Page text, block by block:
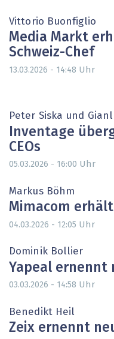
Vittorio Buonfiglio
Media Markt
Schweiz-Chef
13.03.2026 - 14:48 Uhr
Peter Siska und
Inventage
CEOs
05.03.2026 - 16:00 Uhr
Markus Böhm
Mimacom erhält
04.03.2026 - 12:05 Uhr
Dominik Bollier
Yapeal ernennt
03.03.2026 - 14:58 Uhr
Benedikt Heil
Zeix ernennt